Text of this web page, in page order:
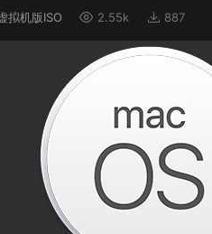
拟机版ISO 2.55k 887